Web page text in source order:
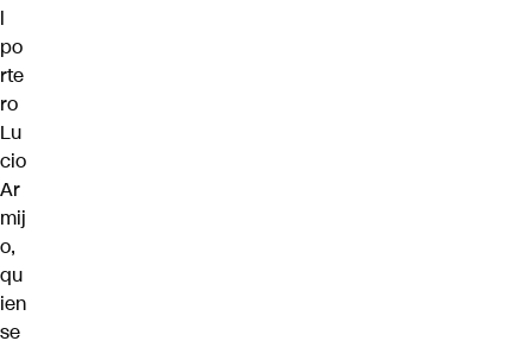
l
po
rte
ro
Lu
cio
Ar
mij
o,
qu
ien
se